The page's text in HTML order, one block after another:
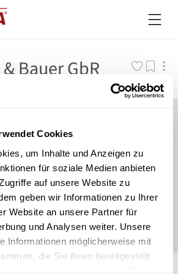
Cookies
um Inhalte und Anzeigen zu
für soziale Medien anbieten
auf unsere Website zu
geben wir Informationen zu Ihrer
Website an unsere Partner für
und Analysen weiter. Unsere
Informationen möglicherweise mit
die Sie ihnen bereitgestellt
Bauer GbR